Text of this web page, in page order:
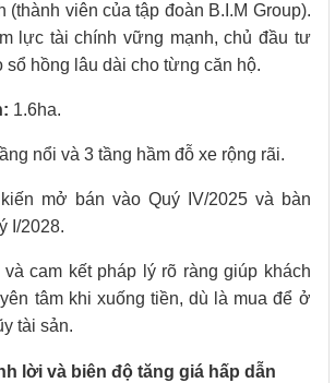
(thành viên của tập đoàn B.I.M Group).
lực tài chính vững mạnh, chủ đầu tư
sổ hồng lâu dài cho từng căn hộ.
1.6ha.
nổi và 3 tầng hầm đỗ xe rộng rãi.
mở bán vào Quý IV/2025 và bàn
I/2028.
cam kết pháp lý rõ ràng giúp khách
tâm khi xuống tiền, dù là mua để ở
tài sản.
lời và biên độ tăng giá hấp dẫn